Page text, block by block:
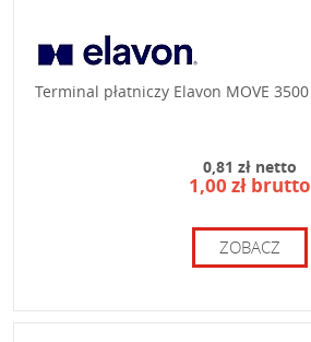
Terminal płatniczy Elavon MOVE 3500
0,81 zł netto
1,00 zł brutto
ZOBACZ